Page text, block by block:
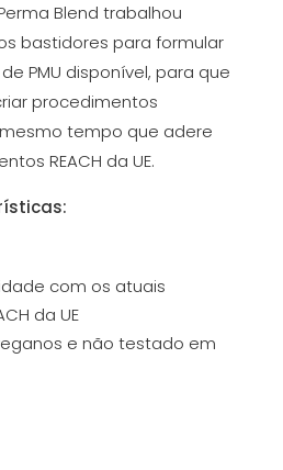
Blend trabalhou
bastidores para formular
PMU disponível, para que
procedimentos
tempo que adere
REACH da UE.
com os atuais
da UE
e não testado em